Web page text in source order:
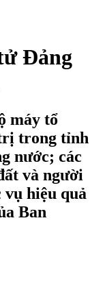
Đảng
máy tổ
trong tỉnh
nước; các
và người
vụ hiệu quả
Ban